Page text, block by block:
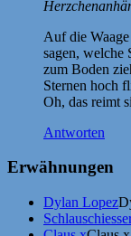
Auf die
sagen, welche
zum Boden
Sternen hoch
Oh, das reimt
Antworten
Erwähnungen
Dylan Lopez